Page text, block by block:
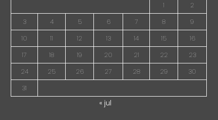
1
2
3
4 5 6 7 8
9
10
11 12 13 14 15
16
17
18 19 20 21 22
23
24
25 26 27 28 29
30
31
« jul